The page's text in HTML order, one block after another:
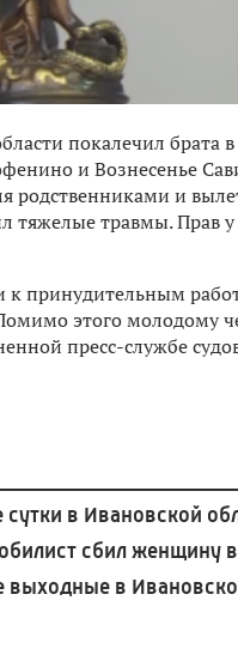
покалечил брата
и Вознесенье
родственниками и
тяжелые травмы. Прав
принудительным
этого молодому
пресс-службе
в Ивановской
сбил женщину в
в